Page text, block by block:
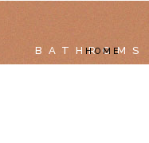
HOME
BATHROMS